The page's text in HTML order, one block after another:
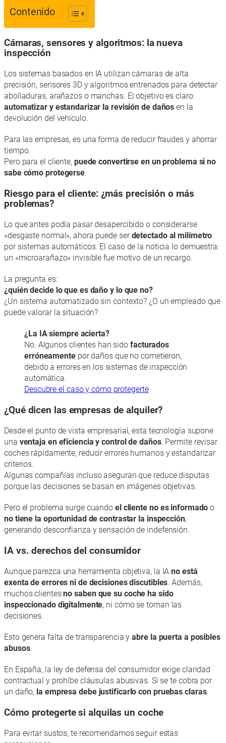
Contenido
Cámaras, sensores y algoritmos: la nueva
inspección
Los sistemas basados en IA utilizan cámaras de alta
precisión, sensores 3D y algoritmos entrenados para detectar
abolladuras, arañazos o manchas. El objetivo es claro:
automatizar y estandarizar la revisión de daños en la
devolución del vehículo.
Para las empresas, es una forma de reducir fraudes y ahorrar
tiempo.
Pero para el cliente, puede convertirse en un problema si no
sabe cómo protegerse.
Riesgo para el cliente: ¿más precisión o más
problemas?
Lo que antes podía pasar desapercibido o considerarse
«desgaste normal», ahora puede serdetectado al milímetro
por sistemas automáticos. El caso de la noticia lo demuestra:
un «microarañazo» invisible fue motivo de un recargo.
La pregunta es:
¿quién decide lo que es daño y lo que no?
¿Un sistema automatizado sin contexto? ¿O un empleado que
puede valorar la situación?
¿La IA siempre acierta?
No. Algunos clientes han sido facturados
erróneamentepor daños que no cometieron,
debido a errores en los sistemas de inspección
automática.
Descubre el caso y cómo protegerte
¿Qué dicen las empresas de alquiler?
Desde el punto de vista empresarial, esta tecnología supone
una ventaja en eficiencia y control de daños. Permite revisar
coches rápidamente, reducir errores humanos y estandarizar
criterios.
Algunas compañías incluso aseguran que reduce disputas
porque las decisiones se basan en imágenes objetivas.
Pero el problema surge cuando el cliente no es informado o
no tiene la oportunidad de contrastar la inspección,
generando desconfianza y sensación de indefensión.
IA vs. derechos del consumidor
Aunque parezca una herramienta objetiva, la IAno está
exenta de errores ni de decisiones discutibles. Además,
muchos clientesno saben que su coche ha sido
inspeccionado digitalmente, ni cómo se toman las
decisiones.
Esto genera falta de transparencia yabre la puerta a posibles
abusos.
En España, la ley de defensa del consumidor exige claridad
contractual y prohíbe cláusulas abusivas. Si se te cobra por
un daño, la empresa debe justificarlo con pruebas claras.
Cómo protegerte si alquilas un coche
Para evitar sustos, te recomendamos seguir estas